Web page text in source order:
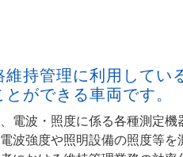
維持管理に利用してい
ができる車両です。
電波・照度に係る各種測定
波強度や照明設備の照度等を